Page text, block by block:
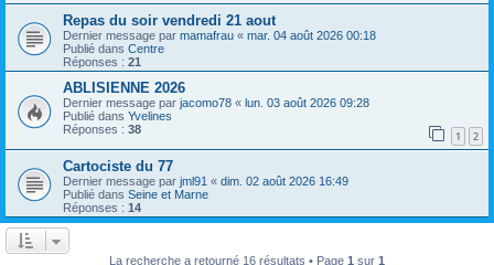
Repas du soir vendredi 21 aout
Dernier message par mamafrau « mar. 04 août 2026 00:18
Publié dans Centre
Réponses : 21
ABLISIENNE 2026
Dernier message par jacomo78 « lun. 03 août 2026 09:28
Publié dans Yvelines
Réponses : 38 1 2
Cartociste du 77
Dernier message par jml91 « dim. 02 août 2026 16:49
Publié dans Seine et Marne
Réponses : 14
La recherche a retourné 16 résultats • Page 1 sur 1